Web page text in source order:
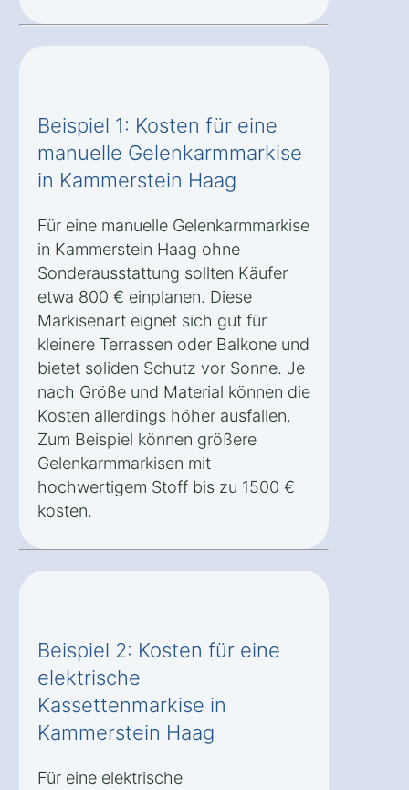
Beispiel 1: Kosten für eine
manuelle Gelenkarmmarkise
in Kammerstein Haag
Für eine manuelle Gelenkarmmarkise
in Kammerstein Haag ohne
Sonderausstattung sollten Käufer
etwa 800 € einplanen. Diese
Markisenart eignet sich gut für
kleinere Terrassen oder Balkone und
bietet soliden Schutz vor Sonne. Je
nach Größe und Material können die
Kosten allerdings höher ausfallen.
Zum Beispiel können größere
Gelenkarmmarkisen mit
hochwertigem Stoff bis zu 1500 €
kosten.
Beispiel 2: Kosten für eine
elektrische
Kassettenmarkise in
Kammerstein Haag
Für eine elektrische